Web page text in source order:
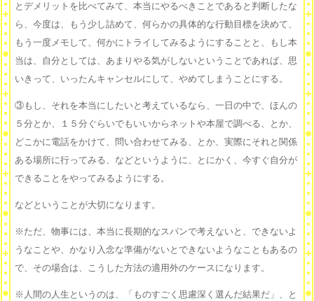
とデメリットを比べてみて、本当にやるべきことであると判断したな
ら、今度は、もう少し詰めて、何らかの具体的な行動目標を決めて、
もう一度メモして、何かにトライしてみるようにすることと、もし本
当は、自分としては、あまりやる気がしないということであれば、思
いきって、いったんキャンセルにして、やめてしまうことにする。
③もし、それを本当にしたいと考えているなら、一日の中で、ほんの
５分とか、１５分ぐらいでもいいからネットや本屋で調べる、とか、
どこかに電話をかけて、問い合わせてみる、とか、実際にそれと関係
ある場所に行ってみる、などというように、とにかく、今すぐ自分が
できることをやってみるようにする。
などということが大切になります。
※ただ、物事には、本当に長期的なスパンで考えないと、できないよ
うなことや、かなり入念な準備がないとできないようなこともあるの
で、その場合は、こうした方法の適用外のケースになります。
※人間の人生というのは、「ものすごく思慮深く選んだ結果だ」、と